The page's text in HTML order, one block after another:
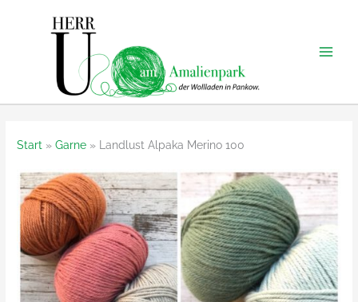
Start Garne Landlust Alpaka Merino 100